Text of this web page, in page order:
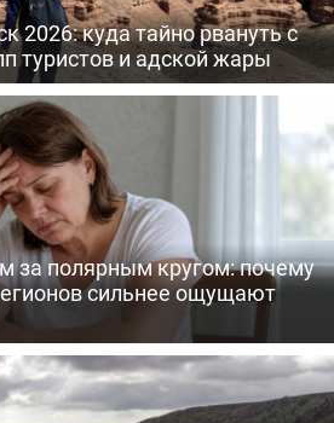
2026: куда тайно рвануть с
туристов и адской жары
за полярным кругом: почему
сильнее ощущают